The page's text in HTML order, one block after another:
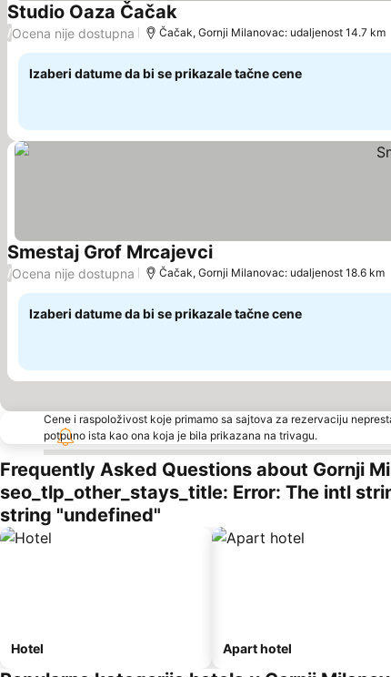
Studio Oaza ČačakPogledaj cene
/Ocena nije dostupna Čačak, Gornji Milanovac: udaljenost 14.7 km
Izaberi datume da bi se prikazale tačne cene
Smestaj Grof MrcajevciPogledaj cene
/Ocena nije dostupna Čačak, Gornji Milanovac: udaljenost 18.6 km
Izaberi datume da bi se prikazale tačne cene
Cene i raspoloživost koje primamo sa sajtova za rezervaciju
potpuno ista kao ona koja je bila prikazana na trivagu.
Frequently Asked Questions about Gornji
seo_tlp_other_stays_title: Error: The intl
string "undefined"
Hotel Apart hotel